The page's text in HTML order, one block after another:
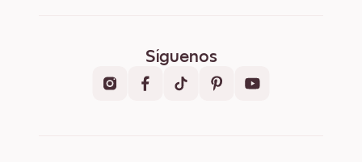
Síguenos